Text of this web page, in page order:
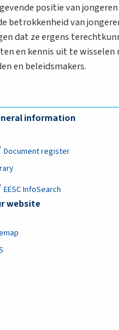
positie van jongeren
betrokkenheid van
dat ze ergens
en kennis uit te wisselen
en beleidsmakers.
information
Document register
EESC InfoSearch
website